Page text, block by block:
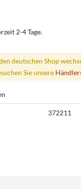
2-4 Tage.
deutschen Shop
Sie unsere
372211